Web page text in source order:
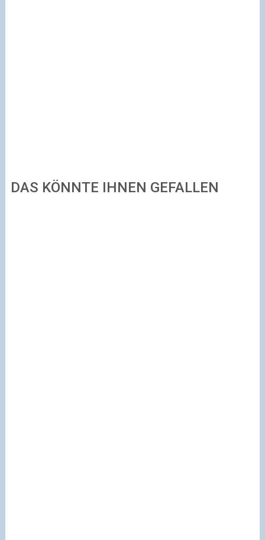
DAS KÖNNTE IHNEN GEFALLEN